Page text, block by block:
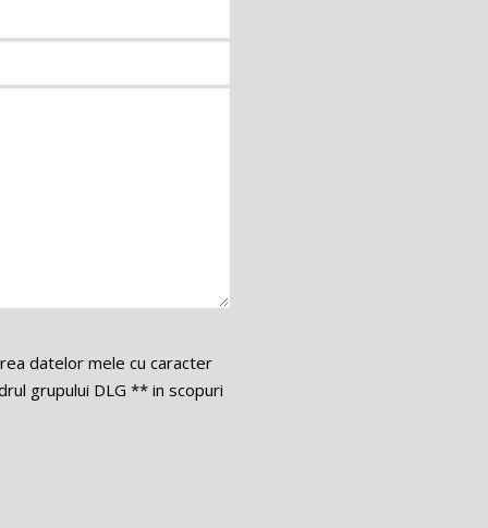
datelor mele cu caracter
grupului DLG ** in scopuri